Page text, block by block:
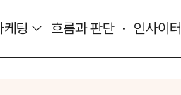
케팅 흐름과 판단 인사이터